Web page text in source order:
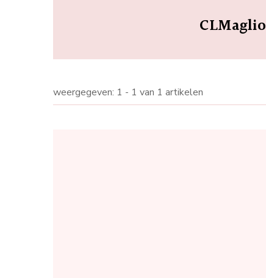
CLMaglio
weergegeven: 1 - 1 van 1 artikelen